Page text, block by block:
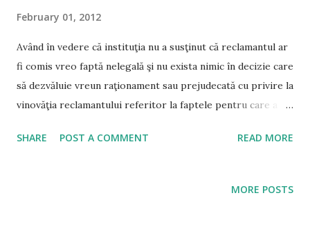
February 01, 2012
Având în vedere că instituţia nu a susţinut că reclamantul ar
fi comis vreo faptă nelegală şi nu exista nimic în decizie care
să dezvăluie vreun raţionament sau prejudecată cu privire la
vinovăţia reclamantului referitor la faptele pentru care a
în conformitate cu art. 79 din Legea nr. 188/1999 şi nimic
SHARE POST A COMMENT READ MORE
MORE POSTS